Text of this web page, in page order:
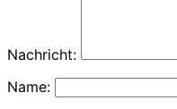
Nachricht:
Name: